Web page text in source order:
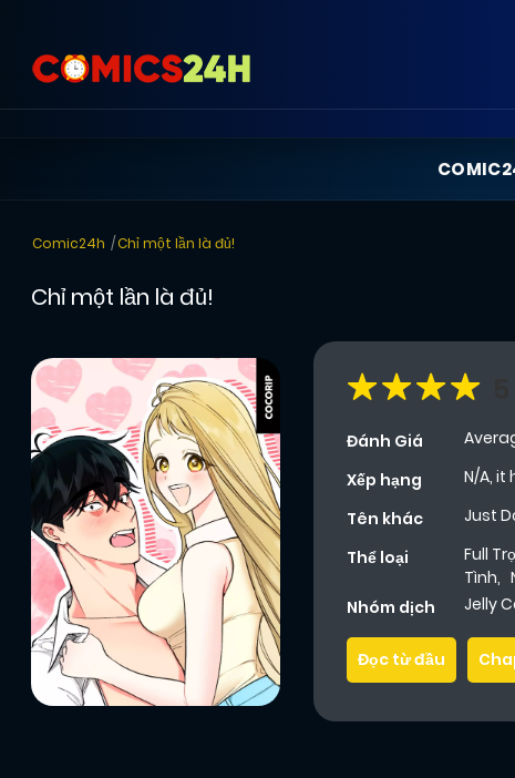
Comic24h Chỉ một lần là đủ!
Chỉ một lần là đủ!
Đánh Giá
Xếp hạng
N/A, it
Tên khác
Just
Thể loại
Full
Tình,
Nhóm dịch
Jelly
Đọc từ đầu